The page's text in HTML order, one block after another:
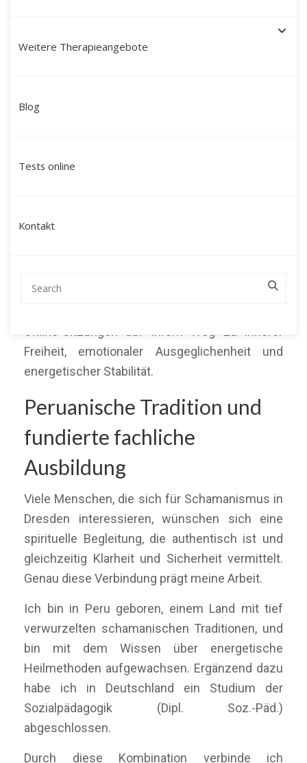
Weitere Therapieangebote
Blog
Tests online
Kontakt
Dresden: Ein Weg zu
Veränderung, die über klassische
Menschen aus Dresden, dem Raum
Freiheit, emotionaler Ausgeglichenheit und
energetischer Stabilität.
Peruanische Tradition und
fundierte fachliche
Ausbildung
Viele Menschen, die sich für Schamanismus in
Dresden interessieren, wünschen sich eine
spirituelle Begleitung, die authentisch ist und
gleichzeitig Klarheit und Sicherheit vermittelt.
Genau diese Verbindung prägt meine Arbeit.
Ich bin in Peru geboren, einem Land mit tief
verwurzelten schamanischen Traditionen, und
bin mit dem Wissen über energetische
Heilmethoden aufgewachsen. Ergänzend dazu
habe ich in Deutschland ein Studium der
Sozialpädagogik (Dipl. Soz.-Päd.)
abgeschlossen.
Durch diese Kombination verbinde ich